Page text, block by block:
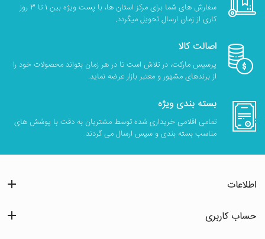
سفارش های شما برای مرکز استان ها، با پست ویژه بین 1 تا 3 روز
کاری از زمان ارسال تحویل میگردد.
اصالت کالا
پرسیس مارکت، در تلاش است تا در هر زمان بتواند محصولات خود را
از برندهای مشهور و معتبر بازار عرضه نماید.
بسته بندی ویژه
تمامی اقلامی خریداری شده توسط مشتریان به دقت با پوشش های
مناسب بسته بندی و سپس ارسال می گردند.
اطلاعات
حساب کاربری